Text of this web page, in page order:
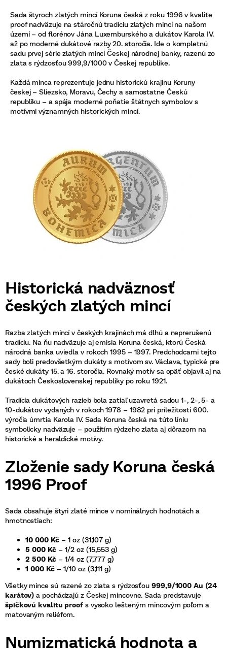
Sada štyroch zlatých mincí Koruna česká z roku 1996 v kvalite
proof nadväzuje na stáročnú tradíciu zlatých mincí na našom
území – od florénov Jána Luxemburského a dukátov Karola IV.
až po moderné dukátové razby 20. storočia. Ide o kompletnú
sadu prvej série zlatých mincí Českej národnej banky, razenú zo
zlata s rýdzosťou 999,9/1000 v Českej republike.
Každá minca reprezentuje jednu historickú krajinu Koruny
českej – Sliezsko, Moravu, Čechy a samostatne Českú
republiku – a spája moderné poňatie štátnych symbolov s
motívmi významných historických mincí.
Historická nadväznosť
českých zlatých mincí
Razba zlatých mincí v českých krajinách má dlhú a neprerušenú
tradíciu. Na ňu nadväzuje aj emisia Koruna česká, ktorú Česká
národná banka uviedla v rokoch 1995 – 1997. Predchodcami tejto
sady boli predovšetkým dukáty s motívom sv. Václava, typické pre
české dukáty 15. a 16. storočia. Rovnaký motív sa opäť objavil aj na
dukátoch Československej republiky po roku 1921.
Tradícia dukátových razieb bola zatiaľ uzavretá sadou 1-, 2-, 5- a
10-dukátov vydaných v rokoch 1978 – 1982 pri príležitosti 600.
výročia úmrtia Karola IV. Sada Koruna česká na túto líniu
symbolicky nadväzuje – použitím rýdzeho zlata aj dôrazom na
historické a heraldické motívy.
Zloženie sady Koruna česká
1996 Proof
Sada obsahuje štyri zlaté mince v nominálnych hodnotách a
hmotnostiach:
10 000 Kč – 1 oz (31,107 g)
5 000 Kč – 1/2 oz (15,553 g)
2 500 Kč – 1/4 oz (7,777 g)
1 000 Kč – 1/10 oz (3,111 g)
Všetky mince sú razené zo zlata s rýdzosťou999,9/1000 Au (24
karátov) a pochádzajú z Českej mincovne. Sada predstavuje
špičkovú kvalitu proof s vysoko lešteným mincovým poľom a
matovaným reliéfom.
Numizmatická hodnota a